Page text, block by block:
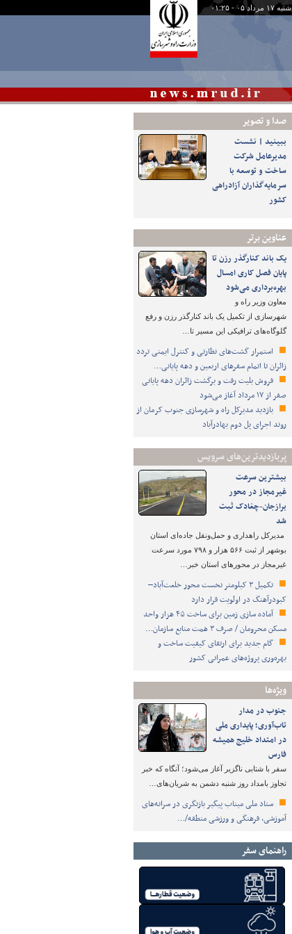
شنبه ۱۷ مرداد ۰۵ - ۰۱:۲۵
صدا و تصوير
ببینید | نشست
مدیرعامل شرکت
ساخت و توسعه با
سرمایه‌گذاران آزادراهی
کشور
عناوین برتر
یک باند کنارگذر رزن تا
پایان فصل کاری امسال
بهره‌برداری می‌شود
معاون وزیر راه و
شهرسازی از تکمیل یک باند کنارگذر رزن و رفع
گلوگاه‌های ترافیکی این مسیر تا…
استمرار گشت‌های نظارتی و کنترل ایمنی تردد
زائران تا اتمام سفرهای اربعین و دهه پایانی…
فروش بلیت رفت و برگشت زائران دهه پایانی
صفر از ۱۷ مرداد آغاز می‌شود
بازدید مدیرکل راه و شهرسازی جنوب کرمان از
روند اجرای پل دوم بهادرآباد
پربازدیدترین‌های سرویس
بیشترین سرعت
غیرمجاز در محور
برازجان-چغادک ثبت
شد
مدیرکل راهداری و حمل‌ونقل جاده‌ای استان
بوشهر از ثبت ۵۶۶ هزار و ۷۹۸ مورد سرعت
غیرمجاز در محورهای استان خبر…
تکمیل ۳ کیلومتر نخست محور خلعت‌آباد–
کبودرآهنگ در اولویت قرار دارد
آماده سازی زمین برای ساخت ۴۵ هزار واحد
مسکن محرومان / صرف ۳ همت منابع سازمان…
گام جدید برای ارتقای کیفیت ساخت و
بهره‌وری پروژه‌های عمرانی کشور
ویژه‌ها
جنوب در مدار
تاب‌آوری؛ پایداری ملی
در امتداد خلیج همیشه
فارس
سفر با شتابی ناگزیر آغاز می‌شود؛ آنگاه که خبر
تجاوز بامداد روز شنبه دشمن به شریان‌های…
ستاد ملی میناب پیگیر بازنگری در سرانه‌های
آموزشی، فرهنگی و ورزشی منطقه/…
راهنمای سفر